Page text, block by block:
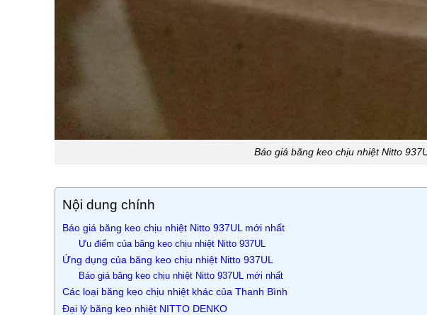
Báo giá băng keo chịu nhiệt Nitto
Nội dung chính
Báo giá băng keo chịu nhiệt Nitto 937UL mới nhất
Ưu điểm của băng keo chịu nhiệt Nitto 937UL
Ứng dụng của băng keo chịu nhiệt Nitto 937UL
Báo giá băng keo chịu nhiệt Nitto 937UL mới nhất
Các loại băng keo chịu nhiệt khác của Thanh Bình
Đại lý băng keo nhiệt NITTO DENKO